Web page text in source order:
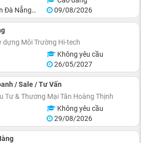
Thanh Khê
09/08/2026
dựng Môi Trường Hi-tech
Không yêu cầu
26/05/2027
/ Sale / Tư Vấn
Tư & Thương Mại Tân Hoàng Thịnh
Không yêu cầu
29/08/2026